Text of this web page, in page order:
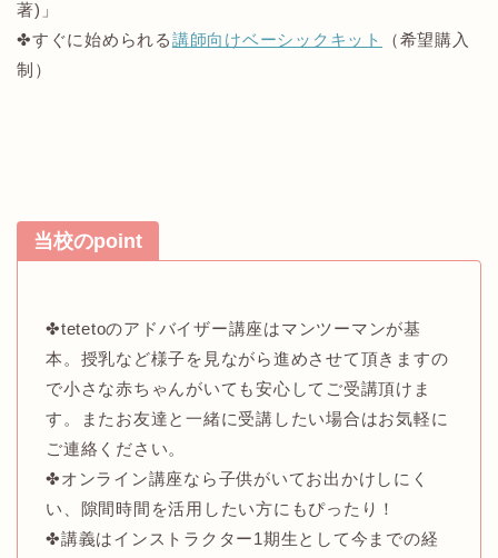
著)」
✤すぐに始められる講師向けベーシックキット
（希望購入
制）
当校のpoint
✤tetetoのアドバイザー講座はマンツーマンが基
本。授乳など様子を見ながら進めさせて頂きますの
で小さな赤ちゃんがいても安心してご受講頂けま
す。またお友達と一緒に受講したい場合はお気軽に
ご連絡ください。
✤オンライン講座なら子供がいてお出かけしにく
い、隙間時間を活用したい方にもぴったり！
✤講義はインストラクター1期生として今までの経